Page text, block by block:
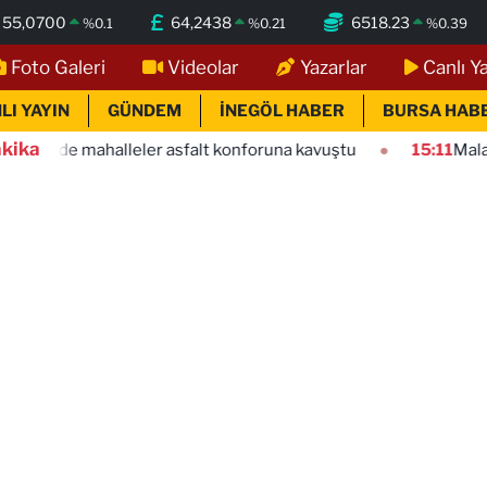
55,0700 %0.1 64,2438 %0.21 6518.23 %0.39
Foto Galeri Videolar Yazarlar Canlı
YAYIN GÜNDEM İNEGÖL HABER BURSA
asfalt konforuna kavuştu 15:11Malatya